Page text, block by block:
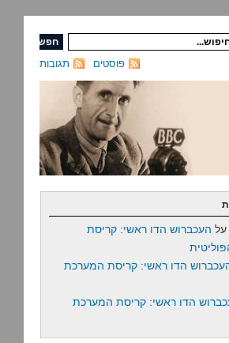
תגובות פוסטים
על העכברוש הדו ראשי: קריסת
הדו ראשי: קריסת המערכת
הדו ראשי: קריסת המערכת